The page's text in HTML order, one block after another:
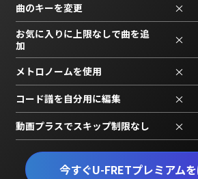
今すぐU-FRETプレミアム
曲のキーを変更 ×
お気に入りに上限なしで曲を追
加
×
メトロノームを使用 ×
コード譜を自分用に編集 ×
動画プラスでスキップ制限なし ×